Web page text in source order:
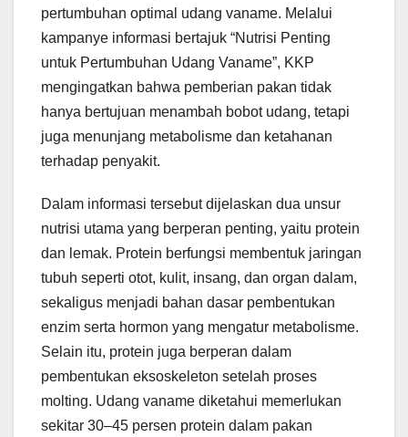
pertumbuhan optimal udang vaname. Melalui
kampanye informasi bertajuk “Nutrisi Penting
untuk Pertumbuhan Udang Vaname”, KKP
mengingatkan bahwa pemberian pakan tidak
hanya bertujuan menambah bobot udang, tetapi
juga menunjang metabolisme dan ketahanan
terhadap penyakit.
Dalam informasi tersebut dijelaskan dua unsur
nutrisi utama yang berperan penting, yaitu protein
dan lemak. Protein berfungsi membentuk jaringan
tubuh seperti otot, kulit, insang, dan organ dalam,
sekaligus menjadi bahan dasar pembentukan
enzim serta hormon yang mengatur metabolisme.
Selain itu, protein juga berperan dalam
pembentukan eksoskeleton setelah proses
molting. Udang vaname diketahui memerlukan
sekitar 30–45 persen protein dalam pakan